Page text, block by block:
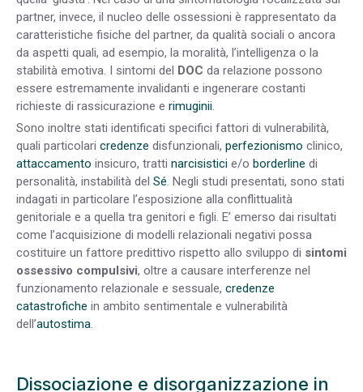
partner, invece, il nucleo delle ossessioni è rappresentato da
caratteristiche fisiche del partner, da qualità sociali o ancora
da aspetti quali, ad esempio, la moralità, l’intelligenza o la
stabilità emotiva. I sintomi del DOC da relazione possono
essere estremamente invalidanti e ingenerare costanti
richieste di rassicurazione e rimuginii.
Sono inoltre stati identificati specifici fattori di vulnerabilità,
quali particolari credenze disfunzionali, perfezionismo clinico,
attaccamento insicuro, tratti narcisistici e/o borderline di
personalità, instabilità del Sé. Negli studi presentati, sono stati
indagati in particolare l’esposizione alla conflittualità
genitoriale e a quella tra genitori e figli. E’ emerso dai risultati
come l’acquisizione di modelli relazionali negativi possa
costituire un fattore predittivo rispetto allo sviluppo di sintomi
ossessivo compulsivi, oltre a causare interferenze nel
funzionamento relazionale e sessuale, credenze
catastrofiche in ambito sentimentale e vulnerabilità
dell’autostima.
Dissociazione e disorganizzazione in